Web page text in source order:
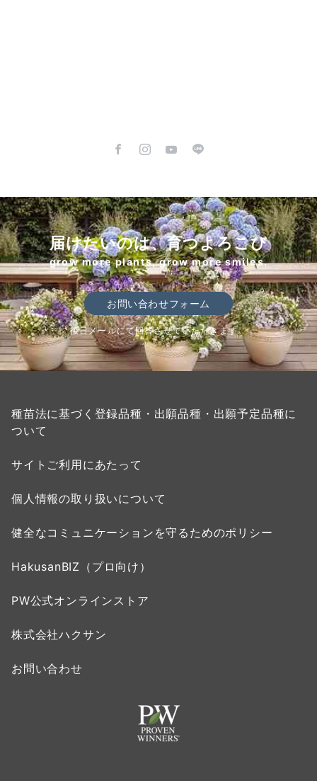
届けたいのは、育つよろこび
grow more plants, grow more smiles.
お問い合わせフォーム
後日メールにて回答させていただきます。
種苗法に基づく登録品種・出願品種・出願予定品種に
ついて
サイトご利用にあたって
個人情報の取り扱いについて
健全なコミュニケーションを守るためのポリシー
HakusanBIZ（プロ向け）
PW公式オンラインストア
株式会社ハクサン
お問い合わせ